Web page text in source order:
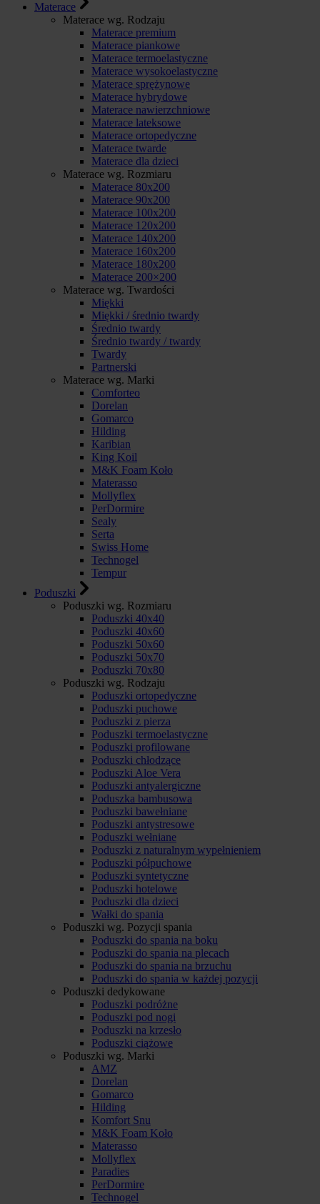
Materace
Materace wg. Rodzaju
Materace premium
Materace piankowe
Materace termoelastyczne
Materace wysokoelastyczne
Materace sprężynowe
Materace hybrydowe
Materace nawierzchniowe
Materace lateksowe
Materace ortopedyczne
Materace twarde
Materace dla dzieci
Materace wg. Rozmiaru
Materace 80x200
Materace 90x200
Materace 100x200
Materace 120x200
Materace 140x200
Materace 160x200
Materace 180x200
Materace 200×200
Materace wg. Twardości
Miękki
Miękki / średnio twardy
Średnio twardy
Średnio twardy / twardy
Twardy
Partnerski
Materace wg. Marki
Comforteo
Dorelan
Gomarco
Hilding
Karibian
King Koil
M&K Foam Koło
Materasso
Mollyflex
PerDormire
Sealy
Serta
Swiss Home
Technogel
Tempur
Poduszki
Poduszki wg. Rozmiaru
Poduszki 40x40
Poduszki 40x60
Poduszki 50x60
Poduszki 50x70
Poduszki 70x80
Poduszki wg. Rodzaju
Poduszki ortopedyczne
Poduszki puchowe
Poduszki z pierza
Poduszki termoelastyczne
Poduszki profilowane
Poduszki chłodzące
Poduszki Aloe Vera
Poduszki antyalergiczne
Poduszka bambusowa
Poduszki bawełniane
Poduszki antystresowe
Poduszki wełniane
Poduszki z naturalnym wypełnieniem
Poduszki półpuchowe
Poduszki syntetyczne
Poduszki hotelowe
Poduszki dla dzieci
Wałki do spania
Poduszki wg. Pozycji spania
Poduszki do spania na boku
Poduszki do spania na plecach
Poduszki do spania na brzuchu
Poduszki do spania w każdej pozycji
Poduszki dedykowane
Poduszki podróżne
Poduszki pod nogi
Poduszki na krzesło
Poduszki ciążowe
Poduszki wg. Marki
AMZ
Dorelan
Gomarco
Hilding
Komfort Snu
M&K Foam Koło
Materasso
Mollyflex
Paradies
PerDormire
Technogel